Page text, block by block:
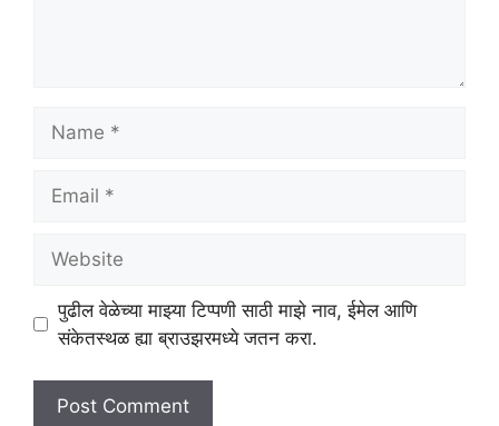
पुढील वेळेच्या माझ्या टिप्पणी साठी माझे नाव, ईमेल आणि
संकेतस्थळ ह्या ब्राउझरमध्ये जतन करा.